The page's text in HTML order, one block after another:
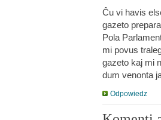
Ĉu vi havis
gazeto
Pola
mi povus
gazeto kaj mi
dum venonta
Odpowiedz